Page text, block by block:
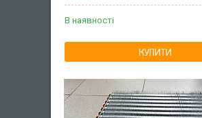
В наявності
КУПИТИ